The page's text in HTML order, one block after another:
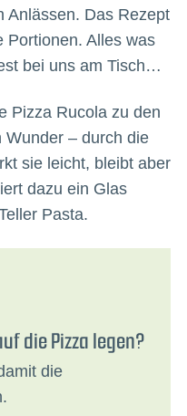
Anlässen. Das Rezept
Portionen. Alles was
bei uns am Tisch…
Pizza Rucola zu den
Wunder – durch die
sie leicht, bleibt aber
dazu ein Glas
Pasta.
die Pizza legen?
die